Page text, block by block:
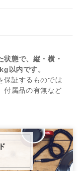
態で、縦・横・
以内です。
保証するものでは
付属品の有無など